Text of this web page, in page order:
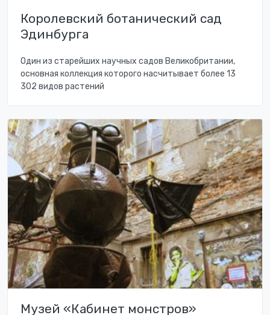
Королевский ботанический сад
Эдинбурга
Один из старейших научных садов Великобритании,
основная коллекция которого насчитывает более 13
302 видов растений
Музей «Кабинет монстров»